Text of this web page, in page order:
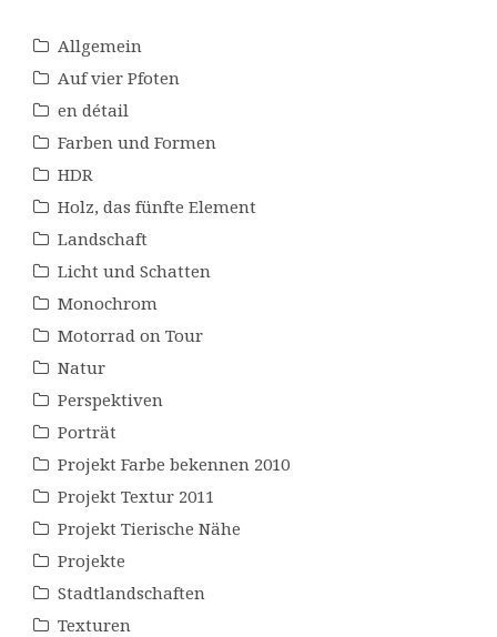
Allgemein
Auf vier Pfoten
en détail
Farben und Formen
HDR
Holz, das fünfte Element
Landschaft
Licht und Schatten
Monochrom
Motorrad on Tour
Natur
Perspektiven
Porträt
Projekt Farbe bekennen 2010
Projekt Textur 2011
Projekt Tierische Nähe
Projekte
Stadtlandschaften
Texturen